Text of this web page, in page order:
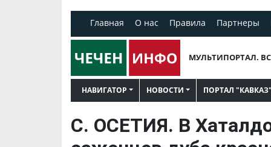
Главная О нас Правила Партнеры
МУЛЬТИПОРТАЛ.
НАВИГАТОР НОВОСТИ ПОРТАЛ "КАВКАЗ"
С. ОСЕТИЯ. В